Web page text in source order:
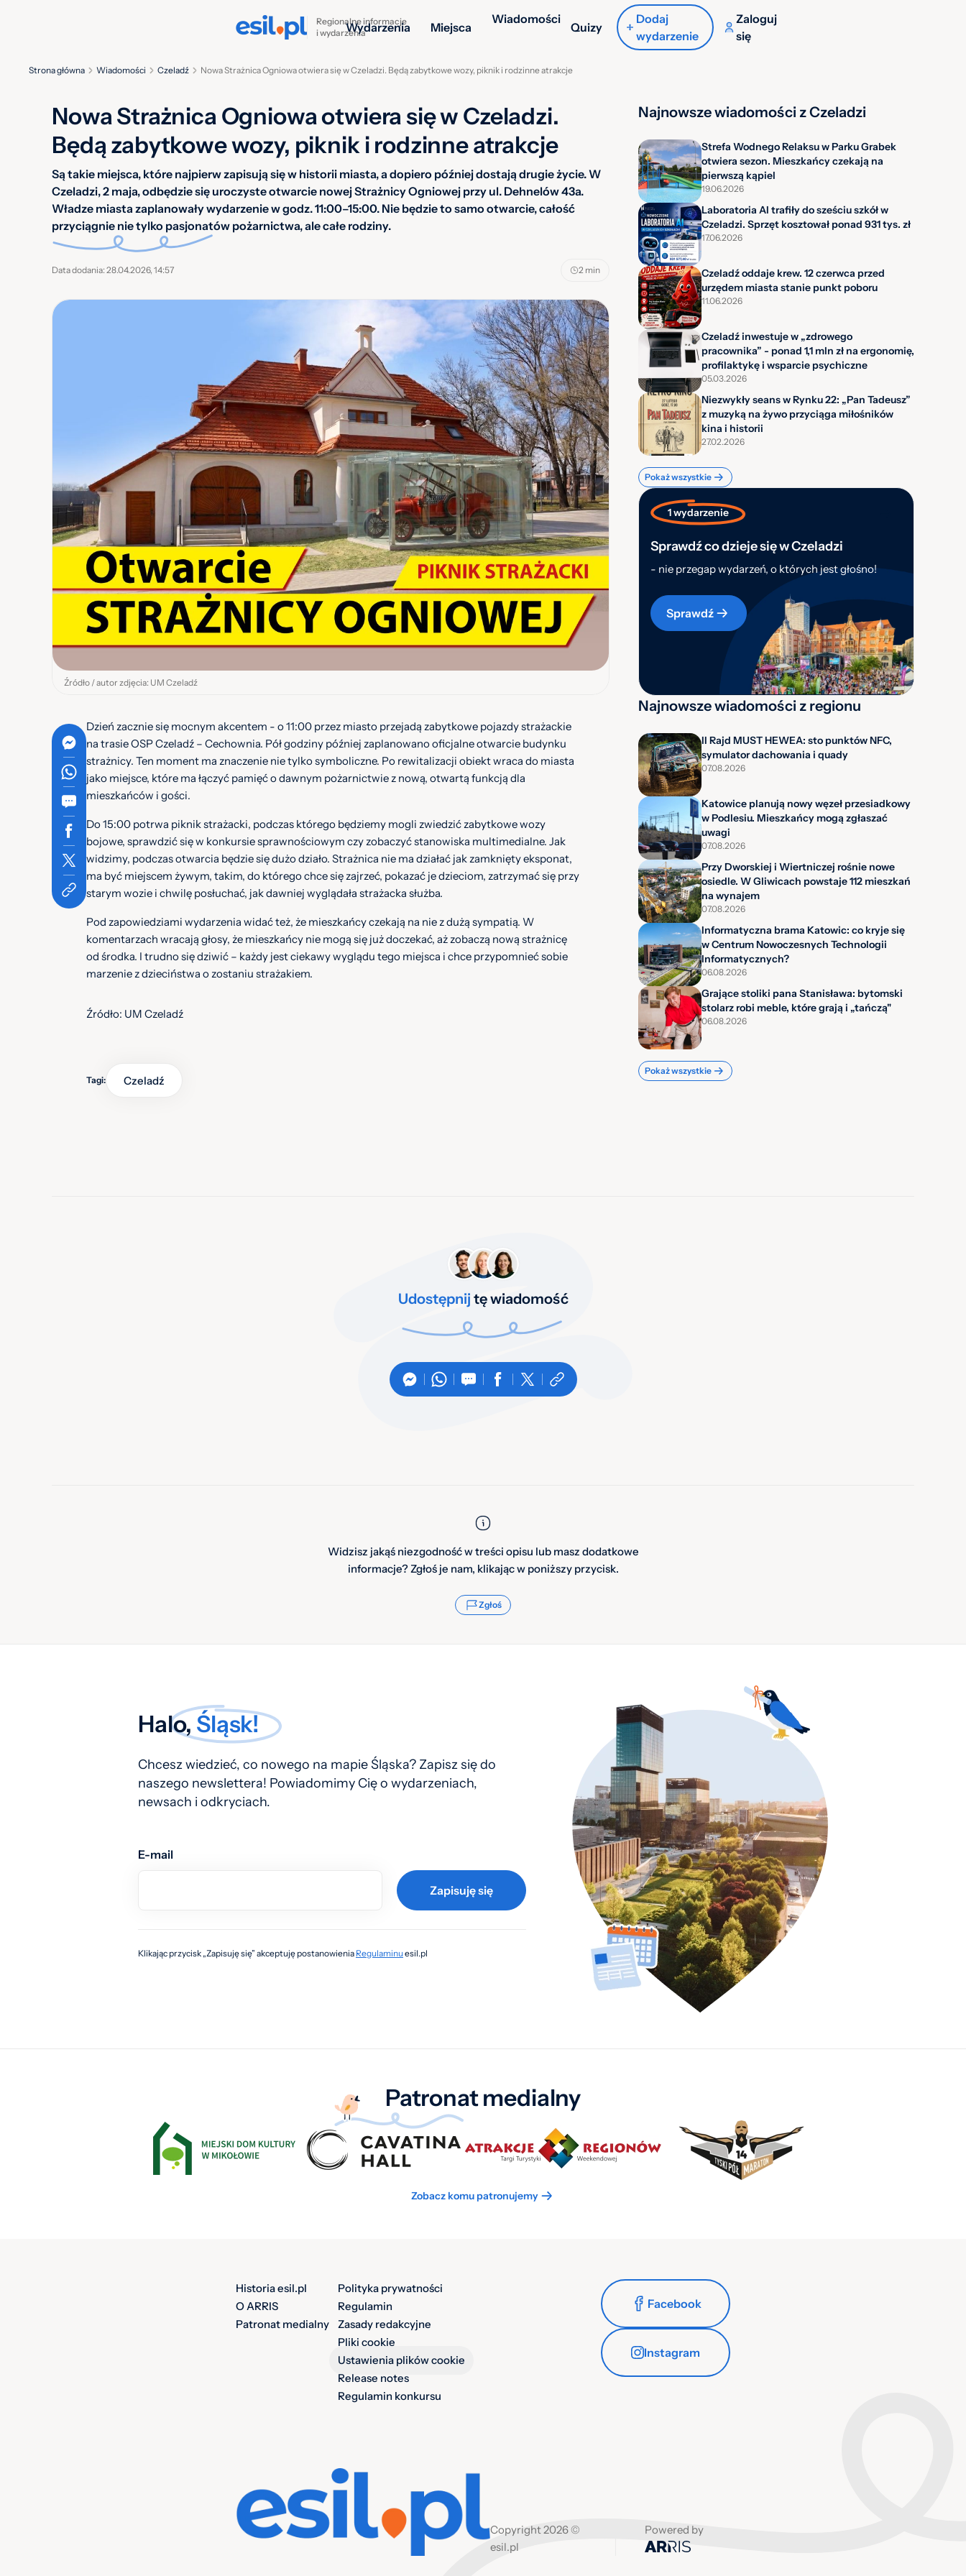
Regionalne informacje
i wydarzeniaWydarzenia Miejsca
Wiadomości
Quizy
Dodaj
wydarzenie
Zaloguj
się
Nowa Strażnica Ogniowa otwiera się w Czeladzi. Będą zabytkowe wozy, piknik i rodzinne atrakcje
Czeladź
Wiadomości
Strona główna
Nowa Strażnica Ogniowa otwiera się w Czeladzi.
Będą zabytkowe wozy, piknik i rodzinne atrakcje
Są takie miejsca, które najpierw zapisują się w historii miasta, a dopiero później dostają drugie życie. W
Czeladzi, 2 maja, odbędzie się uroczyste otwarcie nowej Strażnicy Ogniowej przy ul. Dehnelów 43a.
Władze miasta zaplanowały wydarzenie w godz. 11:00–15:00. Nie będzie to samo otwarcie, całość
przyciągnie nie tylko pasjonatów pożarnictwa, ale całe rodziny.
Data dodania: 28.04.2026, 14:57 2 min
Źródło / autor zdjęcia: UM Czeladź
Dzień zacznie się mocnym akcentem - o 11:00 przez miasto przejadą zabytkowe pojazdy strażackie
na trasie OSP Czeladź – Cechownia. Pół godziny później zaplanowano oficjalne otwarcie budynku
strażnicy. Ten moment ma znaczenie nie tylko symboliczne. Po rewitalizacji obiekt wraca do miasta
jako miejsce, które ma łączyć pamięć o dawnym pożarnictwie z nową, otwartą funkcją dla
mieszkańców i gości.
Do 15:00 potrwa piknik strażacki, podczas którego będziemy mogli zwiedzić zabytkowe wozy
bojowe, sprawdzić się w konkursie sprawnościowym czy zobaczyć stanowiska multimedialne. Jak
widzimy, podczas otwarcia będzie się dużo działo. Strażnica nie ma działać jak zamknięty eksponat,
ma być miejscem żywym, takim, do którego chce się zajrzeć, pokazać je dzieciom, zatrzymać się przy
starym wozie i chwilę posłuchać, jak dawniej wyglądała strażacka służba.
Pod zapowiedziami wydarzenia widać też, że mieszkańcy czekają na nie z dużą sympatią. W
komentarzach wracają głosy, że mieszkańcy nie mogą się już doczekać, aż zobaczą nową strażnicę
od środka. I trudno się dziwić – każdy jest ciekawy wyglądu tego miejsca i chce przypomnieć sobie
marzenie z dzieciństwa o zostaniu strażakiem.
Źródło: UM Czeladź
Tagi: Czeladź
Udostępnij tę wiadomość
Najnowsze wiadomości z Czeladzi
Strefa Wodnego Relaksu w Parku Grabek
otwiera sezon. Mieszkańcy czekają na
pierwszą kąpiel
19.06.2026
Laboratoria AI trafiły do sześciu szkół w
Czeladzi. Sprzęt kosztował ponad 931 tys. zł
17.06.2026
Czeladź oddaje krew. 12 czerwca przed
urzędem miasta stanie punkt poboru
11.06.2026
Czeladź inwestuje w „zdrowego
pracownika” - ponad 1,1 mln zł na ergonomię,
profilaktykę i wsparcie psychiczne
05.03.2026
Niezwykły seans w Rynku 22: „Pan Tadeusz”
z muzyką na żywo przyciąga miłośników
kina i historii
27.02.2026
Pokaż wszystkie
1 wydarzenie
Sprawdź co dzieje się w Czeladzi
- nie przegap wydarzeń, o których jest głośno!
Sprawdź
Najnowsze wiadomości z regionu
II Rajd MUST HEWEA: sto punktów NFC,
symulator dachowania i quady
07.08.2026
Katowice planują nowy węzeł przesiadkowy
w Podlesiu. Mieszkańcy mogą zgłaszać
uwagi
07.08.2026
Przy Dworskiej i Wiertniczej rośnie nowe
osiedle. W Gliwicach powstaje 112 mieszkań
na wynajem
07.08.2026
Informatyczna brama Katowic: co kryje się
w Centrum Nowoczesnych Technologii
Informatycznych?
06.08.2026
Grające stoliki pana Stanisława: bytomski
stolarz robi meble, które grają i „tańczą"
06.08.2026
Pokaż wszystkie
Widzisz jakąś niezgodność w treści opisu lub masz dodatkowe
informacje? Zgłoś je nam, klikając w poniższy przycisk.
Zgłoś
Halo, Śląsk!
Chcesz wiedzieć, co nowego na mapie Śląska? Zapisz się do
naszego newslettera! Powiadomimy Cię o wydarzeniach,
newsach i odkryciach.
E-mail
Zapisuję się
Klikając przycisk „Zapisuję się” akceptuję postanowienia Regulaminuesil.pl
Patronat medialny
Zobacz komu patronujemy
Historia esil.pl
O ARRIS
Patronat medialny
Polityka prywatności
Regulamin
Zasady redakcyjne
Pliki cookie
Ustawienia plików cookie
Release notes
Regulamin konkursu
Facebook
Instagram
Copyright 2026 ©
esil.pl
Powered by